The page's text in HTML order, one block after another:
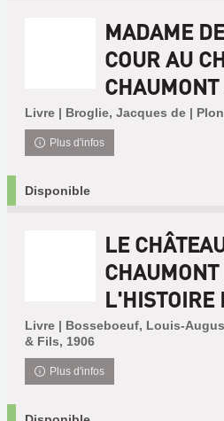
MADAME
COUR AU
Livre | Broglie, Jacques de |
Plus d'infos
Disponible
LE
L'HISTOIRE
Livre | Bosseboeuf, Louis-
& Fils, 1906
Plus d'infos